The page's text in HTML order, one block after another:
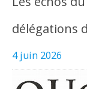
délégations
4 juin 2026